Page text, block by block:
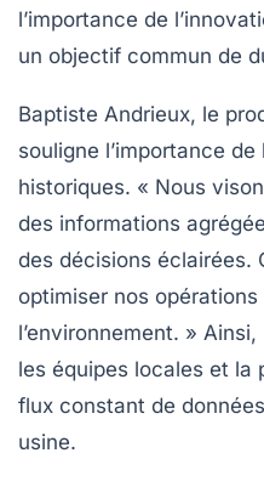
l’importance de
un objectif commun de
Baptiste Andrieux, le
souligne l’importance de
historiques. « Nous
des informations
des décisions éclairées.
optimiser nos
l’environnement. »
les équipes locales et la
flux constant de
usine.